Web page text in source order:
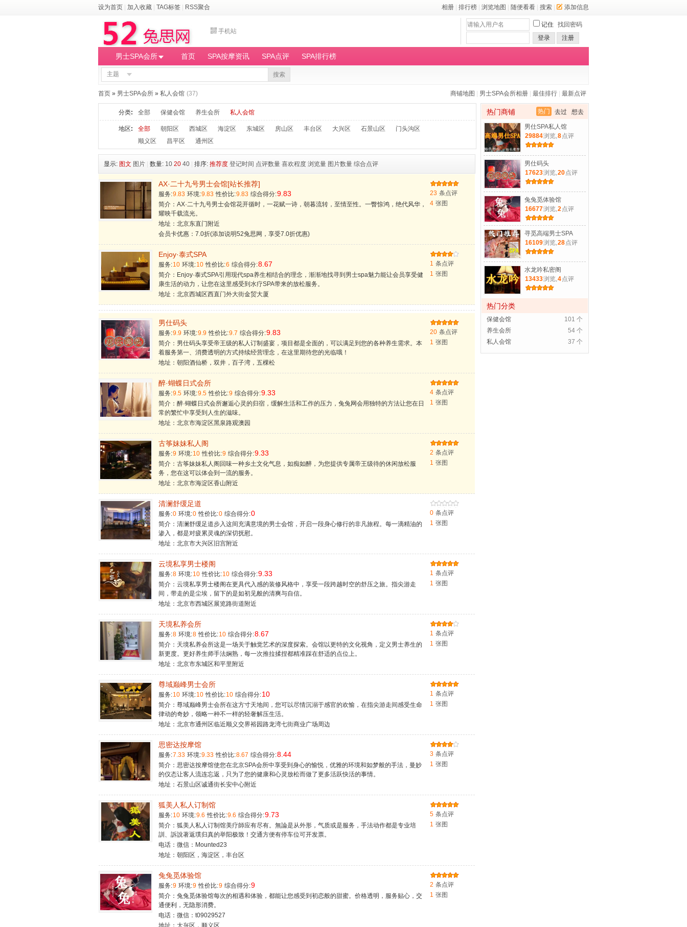
设为首页 加入收藏 TAG标签 RSS聚合 相册 排行榜 浏览地图 随便看看 搜索 添加信息
手机站
记住 找回密码
登录
注册
男士SPA会所 首页 SPA按摩资讯 SPA点评 SPA排行榜
主题 搜索
商铺地图 男士SPA会所相册 最佳排行 最新点评
首页 » 男士SPA会所 » 私人会馆 (37)
分类: 全部 保健会馆 养生会所 私人会馆
地区: 全部 朝阳区 西城区 海淀区 东城区 房山区 丰台区 大兴区 石景山区
门头沟区
顺义区
昌平区 通州区
显示: 图文 图片 数量: 10 20 40 排序: 推荐度 登记时间 点评数量 喜欢程度 浏览量 图片数量 综合点评
AX·二十九号男士会馆[站长推荐]
服务:9.83 环境:9.83 性价比:9.83 综合得分:9.83
简介：AX·二十九号男士会馆花开循时，一花赋一诗，朝暮流转，至情至性。一瞥惊鸿，绝代风华，
耀映千载流光。
地址：北京东直门附近
会员卡优惠：7.0折(添加说明52兔思网，享受7.0折优惠)
23 条点评
4 张图
Enjoy·泰式SPA
服务:10 环境:10 性价比:6 综合得分:8.67
简介：Enjoy·泰式SPA引用现代spa养生相结合的理念，渐渐地找寻到男士spa魅力能让会员享受健
康生活的动力，让您在这里感受到水疗SPA带来的放松服务。
地址：北京西城区西直门外大街金贸大厦
1 条点评
1 张图
男仕码头
服务:9.9 环境:9.9 性价比:9.7 综合得分:9.83
简介：男仕码头享受帝王级的私人订制盛宴，项目都是全面的，可以满足到您的各种养生需求。本
着服务第一、消费透明的方式持续经营理念，在这里期待您的光临哦！
地址：朝阳酒仙桥，双井，百子湾，五棵松
20 条点评
1 张图
醉·蝴蝶日式会所
服务:9.5 环境:9.5 性价比:9 综合得分:9.33
简介：醉·蝴蝶日式会所邂逅心灵的归宿，缓解生活和工作的压力，兔兔网会用独特的方法让您在日
常的繁忙中享受到人生的滋味。
地址：北京市海淀区黑泉路观澳园
4 条点评
1 张图
古筝妹妹私人阁
服务:9 环境:10 性价比:9 综合得分:9.33
简介：古筝妹妹私人阁回味一种乡土文化气息，如痴如醉，为您提供专属帝王级待的休闲放松服
务，您在这可以体会到一流的服务。
地址：北京市海淀区香山附近
2 条点评
1 张图
清澜舒缓足道
服务:0 环境:0 性价比:0 综合得分:0
简介：清澜舒缓足道步入这间充满意境的男士会馆，开启一段身心修行的非凡旅程。每一滴精油的
渗入，都是对疲累灵魂的深切抚慰。
地址：北京市大兴区旧宫附近
0 条点评
1 张图
云境私享男士楼阁
服务:8 环境:10 性价比:10 综合得分:9.33
简介：云境私享男士楼阁在更具代入感的装修风格中，享受一段跨越时空的舒压之旅。指尖游走
间，带走的是尘埃，留下的是如初见般的清爽与自信。
地址：北京市西城区展览路街道附近
1 条点评
1 张图
天境私养会所
服务:8 环境:8 性价比:10 综合得分:8.67
简介：天境私养会所这是一场关于触觉艺术的深度探索。会馆以更特的文化视角，定义男士养生的
新更度。更好养生师手法娴熟，每一次推拉揉捏都精准踩在舒适的点位上。
地址：北京市东城区和平里附近
1 条点评
1 张图
尊域巅峰男士会所
服务:10 环境:10 性价比:10 综合得分:10
简介：尊域巅峰男士会所​在这方寸天地间，您可以尽情沉溺于感官的欢愉，在指尖游走间感受生命
律动的奇妙，领略一种不一样的轻奢解压生活。
地址：北京市通州区临近顺义交界裕园路龙湾七街商业广场周边
1 条点评
1 张图
思密达按摩馆
服务:7.33 环境:9.33 性价比:8.67 综合得分:8.44
简介：思密达按摩馆使您在北京SPA会所中享受到身心的愉悦，优雅的环境和如梦般的手法，曼妙
的仪态让客人流连忘返，只为了您的健康和心灵放松而做了更多活跃快活的事情。
地址：石景山区诚通街长安中心附近
3 条点评
1 张图
狐美人私人订制馆
服务:10 环境:9.6 性价比:9.6 综合得分:9.73
简介：狐美人私人订制馆美疗師应有尽有。無論是从外形，气质或是服务，手法动作都是专业培
訓、訴說著返璞归真的举阳极致！交通方便有停车位可开发票。
电话：微信：Mounted23
地址：朝阳区，海淀区，丰台区
5 条点评
1 张图
兔兔觅体验馆
服务:9 环境:9 性价比:9 综合得分:9
简介：兔兔觅体验馆每次的相遇和体验，都能让您感受到初恋般的甜蜜。价格透明，服务贴心，交
通便利，无隐形消费。
电话：微信：t09029527
地址：大兴区，顺义区
2 条点评
1 张图
热门 去过 想去
热门商铺
男仕SPA私人馆
29884浏览,8点评
男仕码头
17623浏览, 20 点评
兔兔觅体验馆
16677浏览,2点评
寻觅高端男士SPA
16109浏览, 28 点评
水龙吟私密阁
13433浏览, 4 点评
热门分类
101 个
保健会馆
54 个
养生会所
37 个
私人会馆